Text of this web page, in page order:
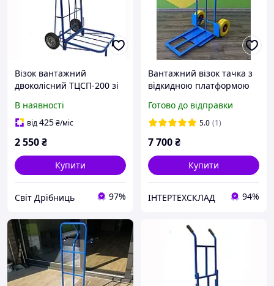
Візок вантажний
двоколісний ТЦСП-200 зі
вантажів вагою до 200 кг
В наявності
від425₴/міс
2 550₴
Купити
Світ Дрібниць 97%
Вантажний візок тачка з
відкидною платформою
посилена на
пінополіуретанових
Готово до відправки
5.0 (1)
7 700₴
Купити
ІНТЕРТЕХСКЛАД 94%